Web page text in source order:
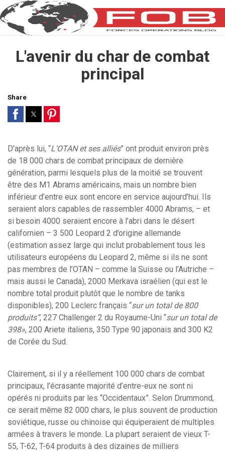
L'avenir du char de combat
principal
Share
D’après lui, “L’OTAN et ses alliés” ont produit environ près
de 18 000 chars de combat principaux de dernière
génération, parmi lesquels plus de la moitié se trouvent
être des M1 Abrams américains, mais un nombre bien
inférieur d’entre eux sont encore en service aujourd’hui. Ils
seraient alors capables de rassembler 4000 Abrams, – et
si besoin 4000 seraient encore à l’abri dans le désert
californien – 3 500 Leopard 2 d’origine allemande
(estimation assez large qui inclut probablement tous les
utilisateurs européens du Leopard 2, même si ils ne sont
pas membres de l’OTAN – comme la Suisse ou l’Autriche –
mais aussi le Canada), 2000 Merkava israélien (qui est le
nombre total produit plutôt que le nombre de tanks
disponibles), 200 Leclerc français “sur un total de 800
produits”, 227 Challenger 2 du Royaume-Uni “sur un total de
398», 200 Ariete italiens, 350 Type 90 japonais and 300 K2
de Corée du Sud.
Clairement, si il y a réellement 100 000 chars de combat
principaux, l’écrasante majorité d’entre-eux ne sont ni
opérés ni produits par les “Occidentaux”. Selon Drummond,
ce serait même 82 000 chars, le plus souvent de production
soviétique, russe ou chinoise qui équiperaient de multiples
armées à travers le monde. La plupart seraient de vieux T-
55, T-62, T-64 produits à des dizaines de milliers